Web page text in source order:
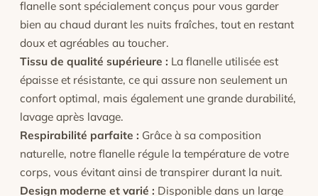
flanelle sont spécialement conçus pour vous garder
bien au chaud durant les nuits fraîches, tout en restant
doux et agréables au toucher.
Tissu de qualité supérieure : La flanelle utilisée est
épaisse et résistante, ce qui assure non seulement un
confort optimal, mais également une grande durabilité,
lavage après lavage.
Respirabilité parfaite : Grâce à sa composition
naturelle, notre flanelle régule la température de votre
corps, vous évitant ainsi de transpirer durant la nuit.
Design moderne et varié : Disponible dans un large